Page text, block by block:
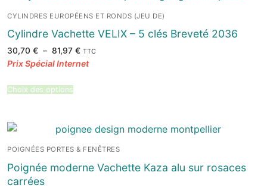
CYLINDRES EUROPÉENS ET RONDS (JEU DE)
Cylindre Vachette VELIX – 5 clés Breveté 2036
30,70 € – 81,97 €Plage
prix :
TTC
Choix des options
POIGNÉES PORTES & FENÊTRES
Poignée moderne Vachette Kaza alu sur rosaces
carrées